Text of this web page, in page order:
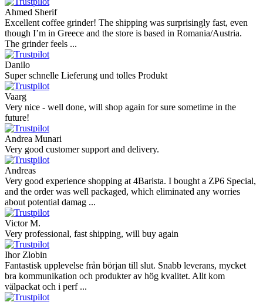
Ahmed Sherif
Excellent coffee grinder! The shipping was surprisingly fast, even
though I’m in Greece and the store is based in Romania/Austria.
The grinder feels ...
Danilo
Super schnelle Lieferung und tolles Produkt
Vaarg
Very nice - well done, will shop again for sure sometime in the
future!
Andrea Munari
Very good customer support and delivery.
Andreas
Very good experience shopping at 4Barista. I bought a ZP6 Special,
and the order was well packaged, which eliminated any worries
about potential damag ...
Victor M.
Very professional, fast shipping, will buy again
Ihor Zlobin
Fantastisk upplevelse från början till slut. Snabb leverans, mycket
bra kommunikation och produkter av hög kvalitet. Allt kom
välpackat och i perf ...